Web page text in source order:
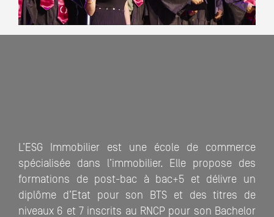
L’ESG Immobilier est une école de commerce
spécialisée dans l’immobilier. Elle propose des
formations de post-bac à bac+5 et délivre un
diplôme d’Etat pour son BTS et des titres de
niveaux 6 et 7 inscrits au RNCP pour son Bachelor